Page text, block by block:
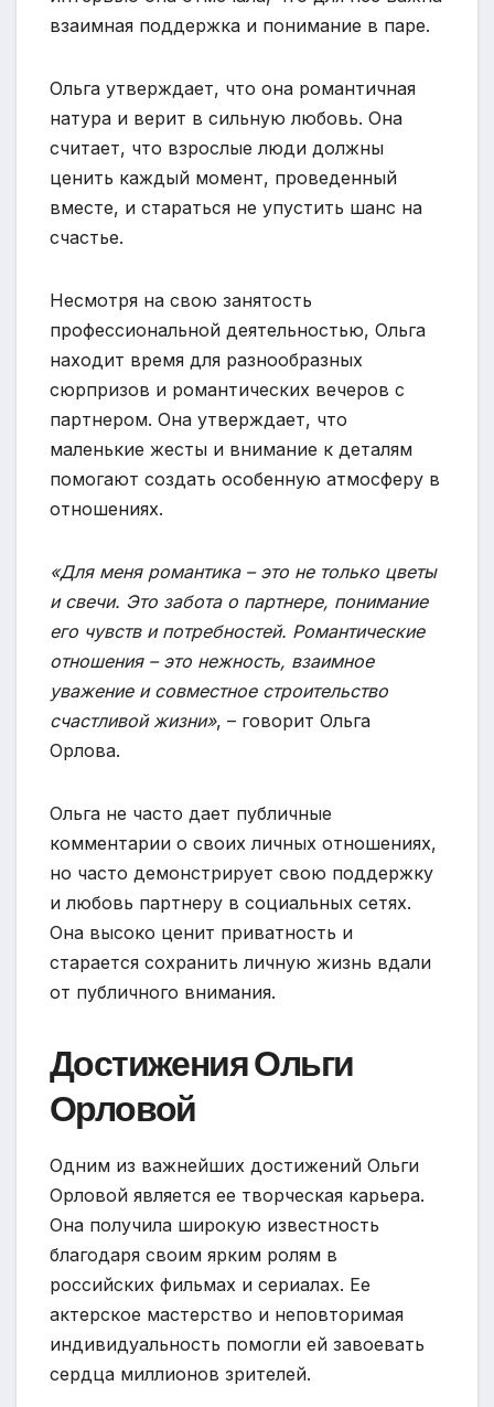
взаимная поддержка и понимание в паре.
Ольга утверждает, что она романтичная
натура и верит в сильную любовь. Она
считает, что взрослые люди должны
ценить каждый момент, проведенный
вместе, и стараться не упустить шанс на
счастье.
Несмотря на свою занятость
профессиональной деятельностью, Ольга
находит время для разнообразных
сюрпризов и романтических вечеров с
партнером. Она утверждает, что
маленькие жесты и внимание к деталям
помогают создать особенную атмосферу в
отношениях.
«Для меня романтика – это не только цветы
и свечи. Это забота о партнере, понимание
его чувств и потребностей. Романтические
отношения – это нежность, взаимное
уважение и совместное строительство
счастливой жизни», – говорит Ольга
Орлова.
Ольга не часто дает публичные
комментарии о своих личных отношениях,
но часто демонстрирует свою поддержку
и любовь партнеру в социальных сетях.
Она высоко ценит приватность и
старается сохранить личную жизнь вдали
от публичного внимания.
Достижения Ольги
Орловой
Одним из важнейших достижений Ольги
Орловой является ее творческая карьера.
Она получила широкую известность
благодаря своим ярким ролям в
российских фильмах и сериалах. Ее
актерское мастерство и неповторимая
индивидуальность помогли ей завоевать
сердца миллионов зрителей.